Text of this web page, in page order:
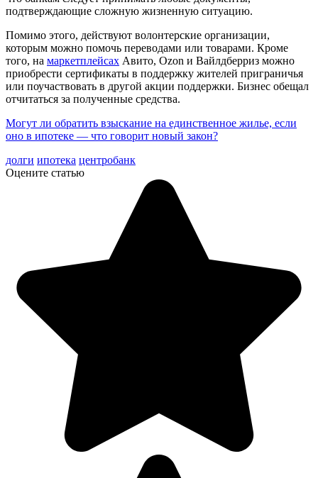
подтверждающие сложную жизненную ситуацию.
Помимо этого, действуют волонтерские организации,
которым можно помочь переводами или товарами. Кроме
того, на маркетплейсах Авито, Ozon и Вайлдберриз можно
приобрести сертификаты в поддержку жителей приграничья
или поучаствовать в другой акции поддержки. Бизнес обещал
отчитаться за полученные средства.
Могут ли обратить взыскание на единственное жилье, если
оно в ипотеке — что говорит новый закон?
долги ипотека центробанк
Оцените статью